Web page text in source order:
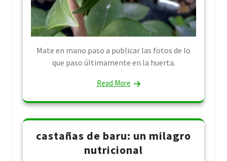
Mate en mano paso a publicar las fotos de lo
que paso últimamente en la huerta.
Read More
castañas de baru: un milagro
nutricional